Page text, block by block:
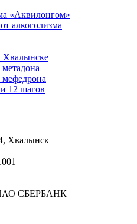
«Аквилонгом»
алкоголизма
Хвалынске
мефедрона
12 шагов
Хвалынск
СБЕРБАНК